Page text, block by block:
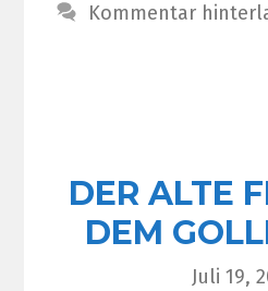
Kommentar
DER ALTE
DEM
Juli 19,